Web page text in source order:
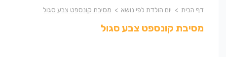
דף הבית > יום הולדת לפי נושא > מסיבת קונספט צבע סגול
מסיבת קונספט צבע סגול